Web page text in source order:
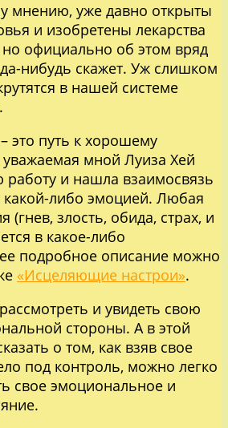
мнению, уже давно открыты
и изобретены лекарства
но официально об этом вряд
нибудь скажет. Уж слишком
в нашей системе
– это путь к хорошему
мной Луиза Хей
и нашла взаимосвязь
какой-либо эмоцией. Любая
(гнев, злость, обида, страх, и
в какое-либо
подробное описание можно
«Исцеляющие настрои».
и увидеть свою
стороны. А в этой
о том, как взяв свое
под контроль, можно легко
свое эмоциональное и